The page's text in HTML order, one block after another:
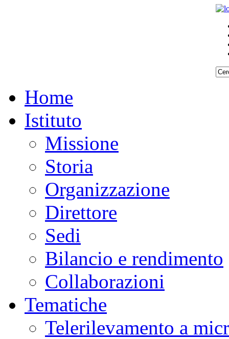
Home
Istituto
Missione
Storia
Organizzazione
Direttore
Sedi
Bilancio e rendimento
Collaborazioni
Tematiche
Telerilevamento a